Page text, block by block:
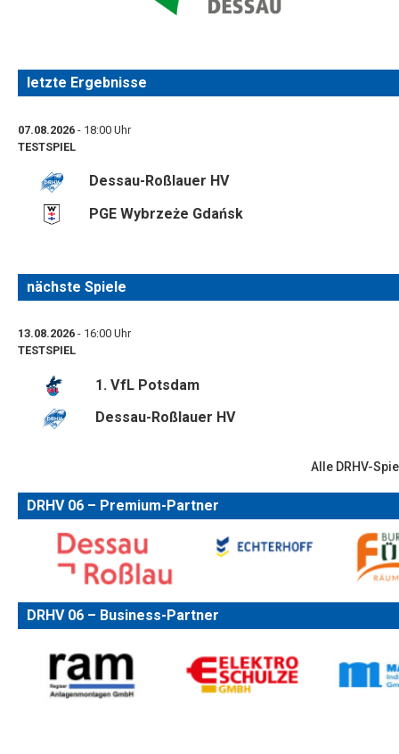
letzte Ergebnisse
07.08.2026 - 18:00 Uhr
TESTSPIEL
Dessau-Roßlauer HV
PGE Wybrzeże Gdańsk
nächste Spiele
13.08.2026 - 16:00 Uhr
TESTSPIEL
1. VfL Potsdam
Dessau-Roßlauer HV
Alle DRHV-
DRHV 06 – Premium-Partner
DRHV 06 – Business-Partner